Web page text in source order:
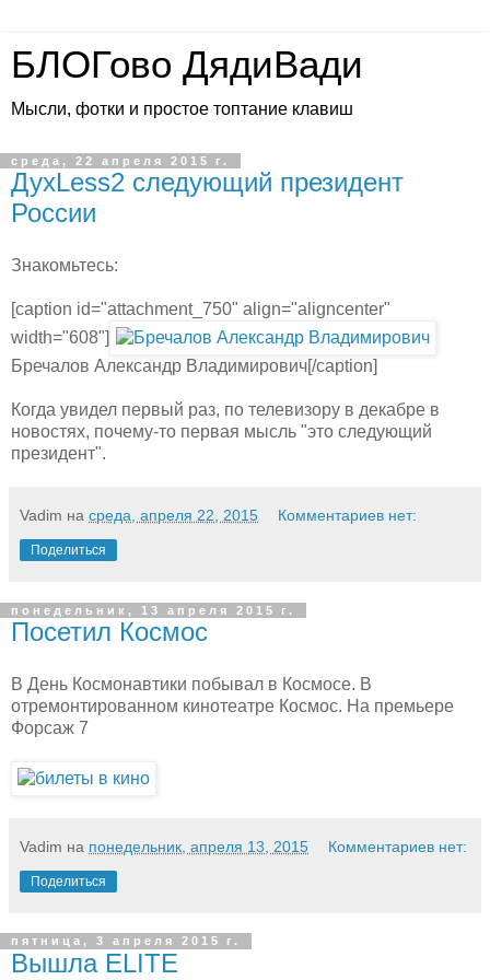
БЛОГово ДядиВади
Мысли, фотки и простое топтание клавиш
среда, 22 апреля 2015 г.
ДухLess2 следующий президент
России
Знакомьтесь:
[caption id="attachment_750" align="aligncenter"
width="608"]
Бречалов Александр Владимирович[/caption]
Когда увидел первый раз, по телевизору в декабре в
новостях, почему-то первая мысль "это следующий
президент".
Vadim на среда, апреля 22, 2015 Комментариев нет:
Поделиться
понедельник, 13 апреля 2015 г.
Посетил Космос
В День Космонавтики побывал в Космосе. В
отремонтированном кинотеатре Космос. На премьере
Форсаж 7
Vadim на понедельник, апреля 13, 2015 Комментариев нет:
Поделиться
пятница, 3 апреля 2015 г.
Вышла ELITE